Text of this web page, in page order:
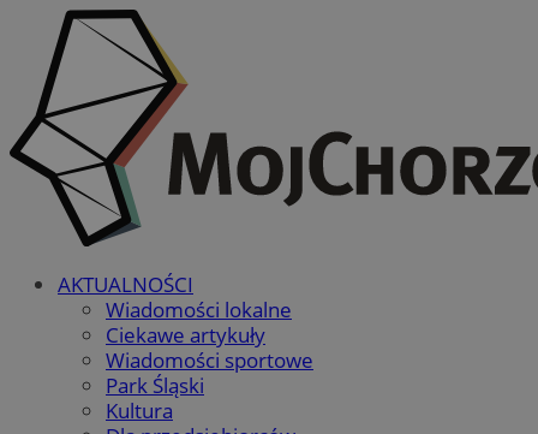
AKTUALNOŚCI
Wiadomości lokalne
Ciekawe artykuły
Wiadomości sportowe
Park Śląski
Kultura